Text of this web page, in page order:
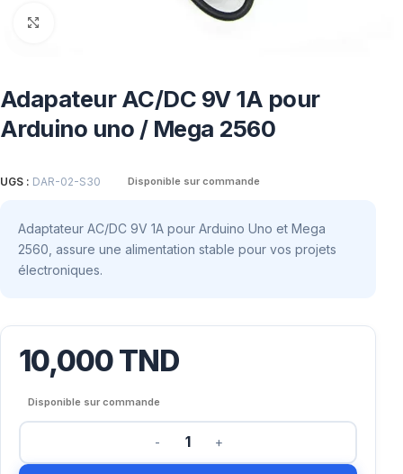
Adapateur AC/DC 9V 1A pour
Arduino uno / Mega 2560
UGS : DAR-02-S30 Disponible sur commande
Adaptateur AC/DC 9V 1A pour Arduino Uno et Mega
2560, assure une alimentation stable pour vos projets
électroniques.
10,000TND
Disponible sur commande